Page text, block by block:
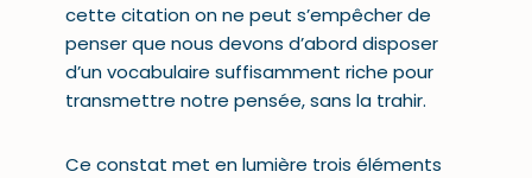
cette citation on ne peut s’empêcher de
penser que nous devons d’abord disposer
d’un vocabulaire suffisamment riche pour
transmettre notre pensée, sans la trahir.
Ce constat met en lumière trois éléments